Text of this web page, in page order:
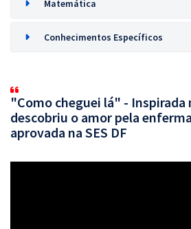
Matemática
Conhecimentos Específicos
"Como cheguei lá" - Inspirada
descobriu o amor pela
aprovada na SES DF